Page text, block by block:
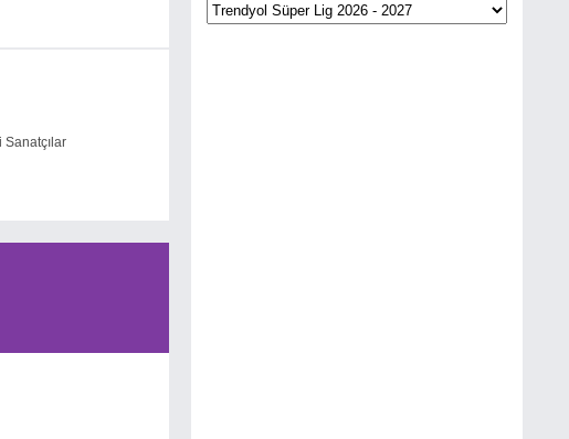
Sanatçılar